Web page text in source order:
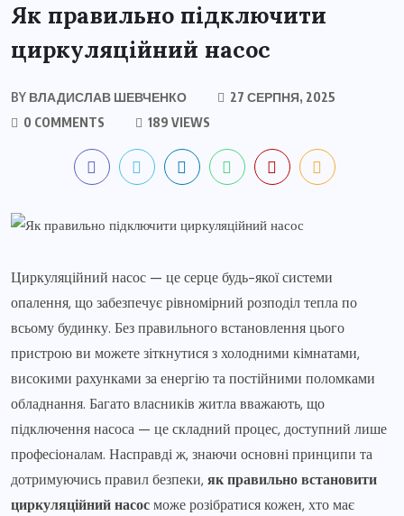
Як правильно підключити
циркуляційний насос
BY ВЛАДИСЛАВ ШЕВЧЕНКО
27 СЕРПНЯ, 2025
0 COMMENTS
189 VIEWS
Циркуляційний насос — це серце будь-якої системи
опалення, що забезпечує рівномірний розподіл тепла по
всьому будинку. Без правильного встановлення цього
пристрою ви можете зіткнутися з холодними кімнатами,
високими рахунками за енергію та постійними поломками
обладнання. Багато власників житла вважають, що
підключення насоса — це складний процес, доступний лише
професіоналам. Насправді ж, знаючи основні принципи та
дотримуючись правил безпеки,як правильно встановити
циркуляційний насосможе розібратися кожен, хто має